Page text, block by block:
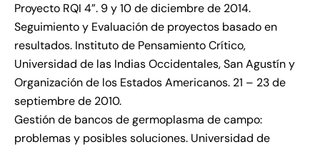
Proyecto RQI 4”. 9 y 10 de diciembre de 2014.
Seguimiento y Evaluación de proyectos basado en
resultados. Instituto de Pensamiento Crítico,
Universidad de las Indias Occidentales, San Agustín y
Organización de los Estados Americanos. 21 – 23 de
septiembre de 2010.
Gestión de bancos de germoplasma de campo:
problemas y posibles soluciones. Universidad de